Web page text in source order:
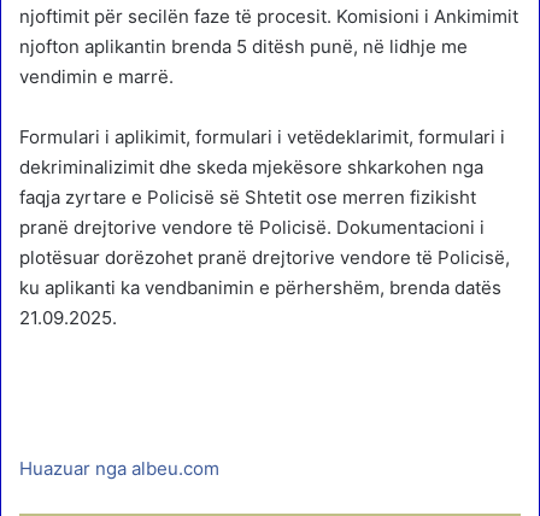
njoftimit për secilën faze të procesit. Komisioni i Ankimimit
njofton aplikantin brenda 5 ditësh punë, në lidhje me
vendimin e marrë.
Formulari i aplikimit, formulari i vetëdeklarimit, formulari i
dekriminalizimit dhe skeda mjekësore shkarkohen nga
faqja zyrtare e Policisë së Shtetit ose merren fizikisht
pranë drejtorive vendore të Policisë. Dokumentacioni i
plotësuar dorëzohet pranë drejtorive vendore të Policisë,
ku aplikanti ka vendbanimin e përhershëm, brenda datës
21.09.2025.
Huazuar nga albeu.com